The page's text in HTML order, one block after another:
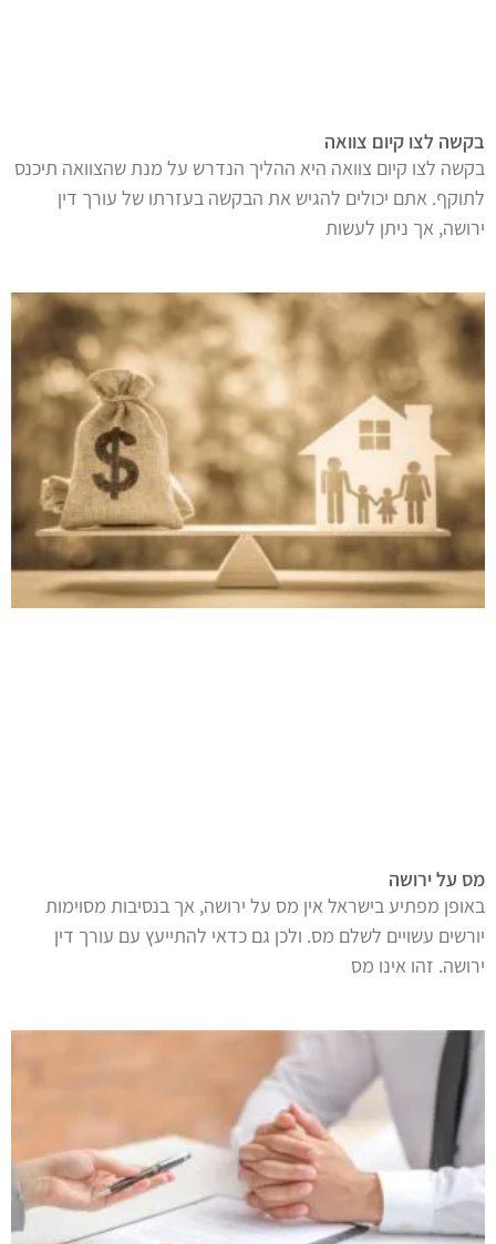
בקשה לצו קיום צוואה
בקשה לצו קיום צוואה היא ההליך הנדרש על מנת שהצוואה תיכנס
לתוקף. אתם יכולים להגיש את הבקשה בעזרתו של עורך דין
ירושה, אך ניתן לעשות
מס על ירושה
באופן מפתיע בישראל אין מס על ירושה, אך בנסיבות מסוימות
יורשים עשויים לשלם מס. ולכן גם כדאי להתייעץ עם עורך דין
ירושה. זהו אינו מס